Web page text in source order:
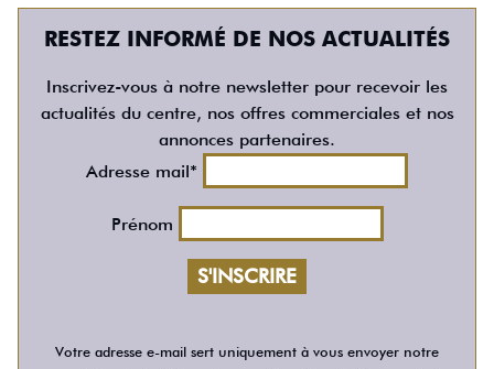
RESTEZ INFORMÉ DE NOS ACTUALITÉS
Inscrivez-vous à notre newsletter pour recevoir les
actualités du centre, nos offres commerciales et nos
annonces partenaires.
Adresse mail*
Prénom
Votre adresse e-mail sert uniquement à vous envoyer notre